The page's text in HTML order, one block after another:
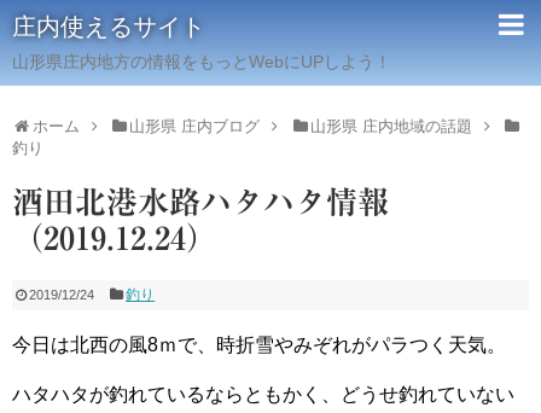
庄内使えるサイト
山形県庄内地方の情報をもっとWebにUPしよう！
ホーム 山形県 庄内ブログ
山形県 庄内地域の話題
釣り
酒田北港水路ハタハタ情報
（2019.12.24）
2019/12/24 釣り
今日は北西の風8ｍで、時折雪やみぞれがパラつく天気。
ハタハタが釣れているならともかく、どうせ釣れていない